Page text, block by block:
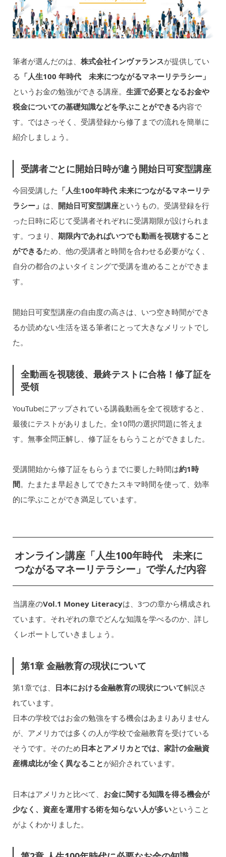
筆者が選んだのは、 株式会社インヴァランスが提供してい
る 「人生100 年時代 未来につながるマネーリテラシー」
というお金の勉強ができる講座。 生涯で必要となるお金や
税金についての基礎知識などを学ぶことができる内容で
す。ではさっそく、受講登録から修了までの流れを簡単に
紹介しましょう。
受講者ごとに開始日時が違う開始日可変型講座
今回受講した 「人生100年時代 未来につながるマネーリテ
ラシー」 は、 開始日可変型講座というもの。受講登録を行
った日時に応じて受講者それぞれに受講期限が設けられま
す。つまり、 期限内であればいつでも動画を視聴すること
ができるため、他の受講者と時間を合わせる必要がなく、
自分の都合のよいタイミングで受講を進めることができま
す。
開始日可変型講座の自由度の高さは、いつ空き時間ができ
るか読めない生活を送る筆者にとって大きなメリットでし
た。
全動画を視聴後、最終テストに合格！修了証を
受領
YouTubeにアップされている講義動画を全て視聴すると、
最後にテストがありました。全10問の選択問題に答えま
す。無事全問正解し、修了証をもらうことができました。
受講開始から修了証をもらうまでに要した時間は約1時
間。たまたま早起きしてできたスキマ時間を使って、効率
的に学ぶことができ満足しています。
オンライン講座「人生100年時代 未来に
つながるマネーリテラシー」で学んだ内容
当講座のVol.1 Money Literacyは、3つの章から構成され
ています。それぞれの章でどんな知識を学べるのか、詳し
くレポートしていきましょう。
第1章 金融教育の現状について
第1章では、 日本における金融教育の現状について解説さ
れています。
日本の学校ではお金の勉強をする機会はあまりありません
が、アメリカでは多くの人が学校で金融教育を受けている
そうです。そのため日本とアメリカとでは、家計の金融資
産構成比が全く異なることが紹介されています。
日本はアメリカと比べて、 お金に関する知識を得る機会が
少なく、資産を運用する術を知らない人が多いということ
がよくわかりました。